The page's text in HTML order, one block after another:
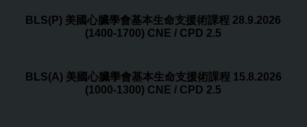
BLS(P) 美國心臟學會基本生命支援術課程 28.9.2026
(1400-1700) CNE / CPD 2.5
BLS(A) 美國心臟學會基本生命支援術課程 15.8.2026
(1000-1300) CNE / CPD 2.5